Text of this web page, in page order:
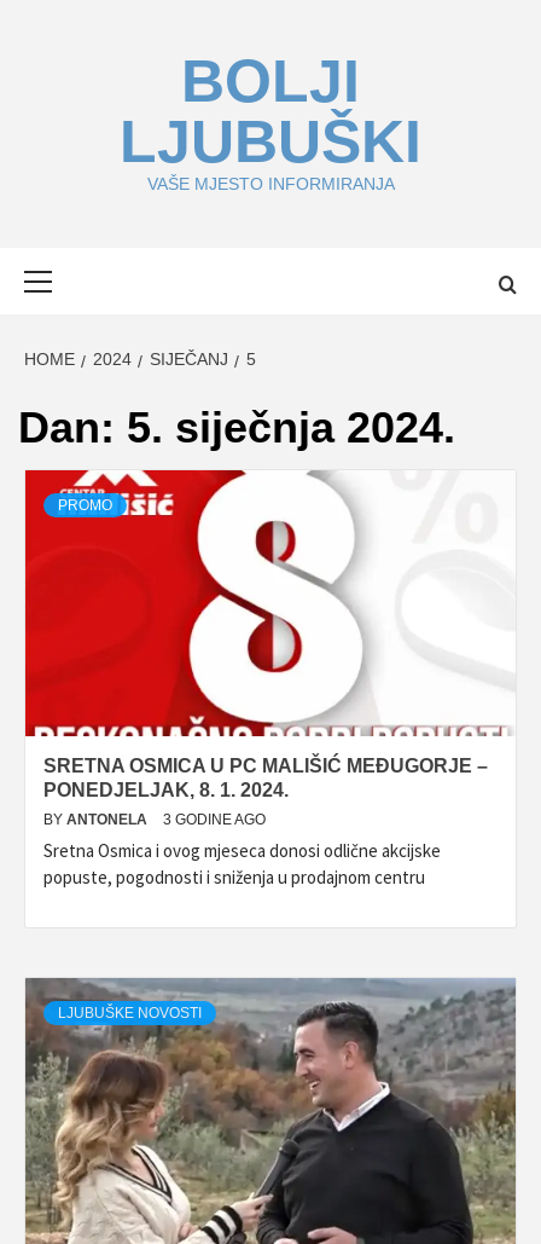
BOLJI
LJUBUŠKI
VAŠE MJESTO INFORMIRANJA
HOME 2024 SIJEČANJ 5
Dan: 5. siječnja 2024.
PROMO
SRETNA OSMICA U PC MALIŠIĆ MEĐUGORJE –
PONEDJELJAK, 8. 1. 2024.
BY ANTONELA 3 GODINE AGO
Sretna Osmica i ovog mjeseca donosi odlične akcijske
popuste, pogodnosti i sniženja u prodajnom centru
LJUBUŠKE NOVOSTI